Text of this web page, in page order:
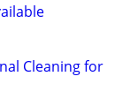
Cleaning for